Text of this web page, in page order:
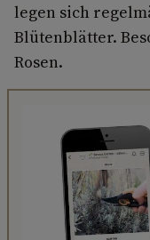
legen sich
Blütenblätter.
Rosen.